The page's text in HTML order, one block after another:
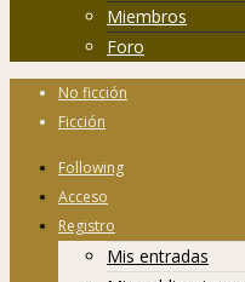
Miembros
Foro
No ficción
Ficción
Following
Acceso
Registro
Mis entradas